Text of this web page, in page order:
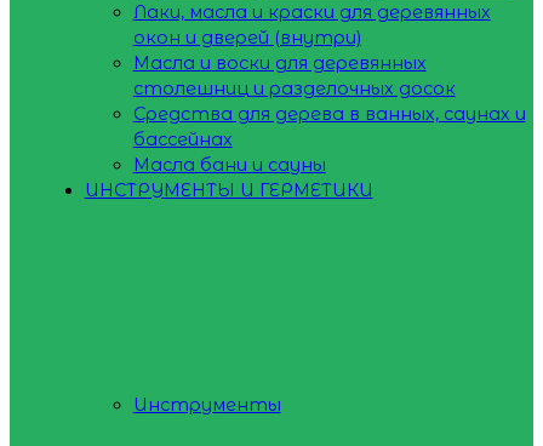
Лаки, масла и краски для деревянных
окон и дверей (внутри)
Масла и воски для деревянных
столешниц и разделочных досок
Средства для дерева в ванных, саунах и
бассейнах
Масла бани и сауны
ИНСТРУМЕНТЫ И ГЕРМЕТИКИ
Инструменты